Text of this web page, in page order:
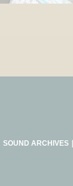
SOUND ARCHIVES｜